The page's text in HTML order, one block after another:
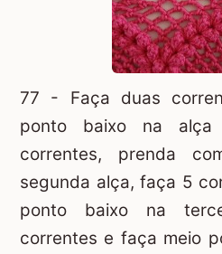
77 - Faça duas
ponto baixo na alça
correntes, prenda
segunda alça, faça 5
ponto baixo na
correntes e faça meio